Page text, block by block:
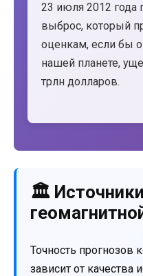
23 июля 2012
выброс, который
оценкам, если бы
нашей планете,
трлн долларов.
🏛️
Точность прогнозов
зависит от качества